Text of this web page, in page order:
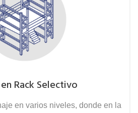
Rack Selectivo
en varios niveles, donde en la